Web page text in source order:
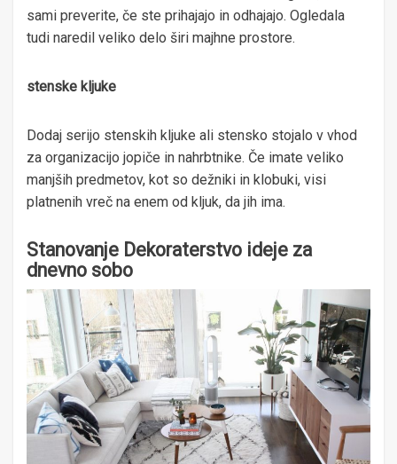
sami preverite, če ste prihajajo in odhajajo. Ogledala
tudi naredil veliko delo širi majhne prostore.
stenske kljuke
Dodaj serijo stenskih kljuke ali stensko stojalo v vhod
za organizacijo jopiče in nahrbtnike. Če imate veliko
manjših predmetov, kot so dežniki in klobuki, visi
platnenih vreč na enem od kljuk, da jih ima.
Stanovanje Dekoraterstvo ideje za
dnevno sobo